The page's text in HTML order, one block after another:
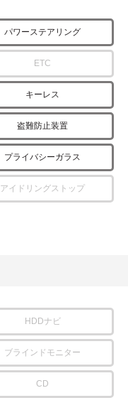
パワーステアリング
ETC
キーレス
盗難防止装置
プライバシーガラス
アイドリングストップ
HDDナビ
ブラインドモニター
CD